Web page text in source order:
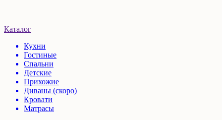
Каталог
Кухни
Гостиные
Спальни
Детские
Прихожие
Диваны (скоро)
Кровати
Матрасы